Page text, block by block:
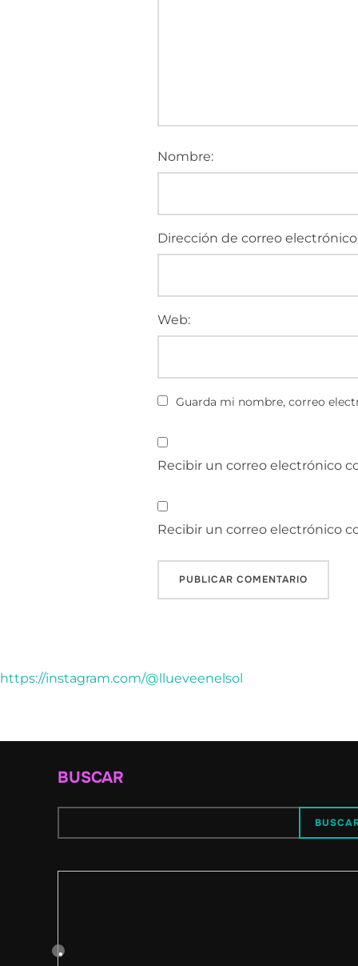
Nombre:
Dirección de correo
Web:
Guarda mi nombre, correo
Recibir un correo electrónico
Recibir un correo electrónico
https://instagram.com/@llueveenelsol
BUSCAR